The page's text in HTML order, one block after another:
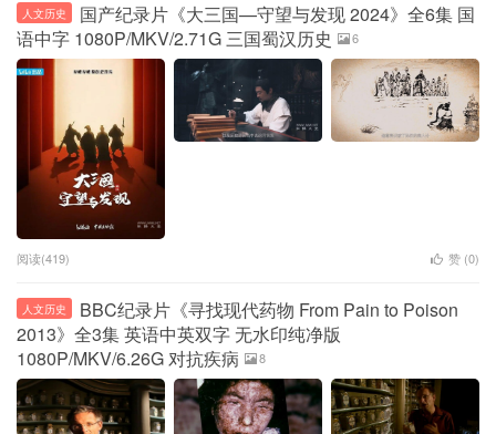
人文历史
国产纪录片《大三国—守望与发现 2024》全6集 国
语中字 1080P/MKV/2.71G 三国蜀汉历史
6
阅读(419) 赞 (0)
人文历史
BBC纪录片《寻找现代药物 From Pain to Poison
2013》全3集 英语中英双字 无水印纯净版
1080P/MKV/6.26G 对抗疾病
8